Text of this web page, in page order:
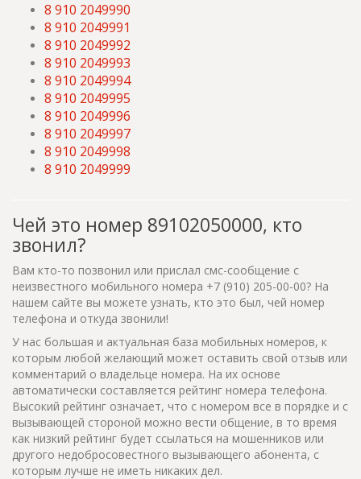
8 910 2049990
8 910 2049991
8 910 2049992
8 910 2049993
8 910 2049994
8 910 2049995
8 910 2049996
8 910 2049997
8 910 2049998
8 910 2049999
Чей это номер 89102050000, кто
звонил?
Вам кто-то позвонил или прислал смс-сообщение с
неизвестного мобильного номера +7 (910) 205-00-00? На
нашем сайте вы можете узнать, кто это был, чей номер
телефона и откуда звонили!
У нас большая и актуальная база мобильных номеров, к
которым любой желающий может оставить свой отзыв или
комментарий о владельце номера. На их основе
автоматически составляется рейтинг номера телефона.
Высокий рейтинг означает, что с номером все в порядке и с
вызывающей стороной можно вести общение, в то время
как низкий рейтинг будет ссылаться на мошенников или
другого недобросовестного вызывающего абонента, с
которым лучше не иметь никаких дел.